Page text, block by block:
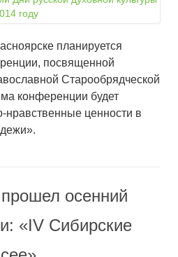
планируется
посвященной
Старообрядческой
конференции будет
нравственные ценности в
осенний
«IV Сибирские